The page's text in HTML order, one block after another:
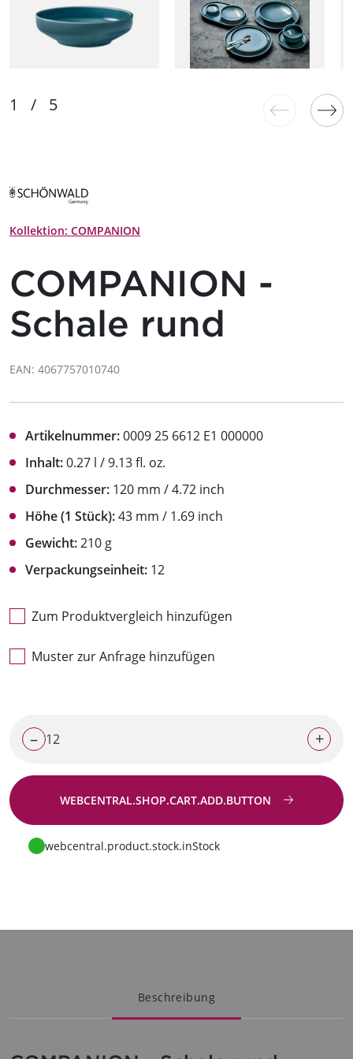
Kollektion: COMPANION
COMPANION -
Schale rund
EAN: 4067757010740
Artikelnummer:0009 25 6612 E1 000000
Inhalt:0.27 l / 9.13 fl. oz.
Durchmesser: 120 mm / 4.72 inch
Höhe (1 Stück):43 mm / 1.69 inch
Gewicht:210 g
Verpackungseinheit: 12
Zum Produktvergleich hinzufügen
Muster zur Anfrage hinzufügen
– +
WEBCENTRAL.SHOP.CART.ADD.BUTTON
Zur Anfrage
webcentral.product.stock.inStock
Beschreibung